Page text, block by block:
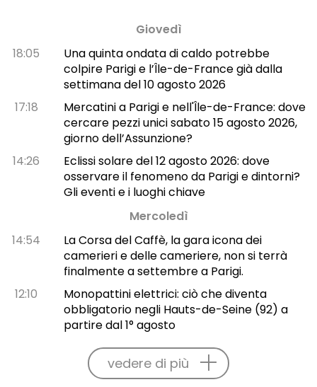
Giovedì
18:05
Una quinta ondata di caldo potrebbe
colpire Parigi e l’Île-de-France già dalla
settimana del 10 agosto 2026
17:18
Mercatini a Parigi e nell'Île-de-France: dove
cercare pezzi unici sabato 15 agosto 2026,
giorno dell’Assunzione?
14:26
Eclissi solare del 12 agosto 2026: dove
osservare il fenomeno da Parigi e dintorni?
Gli eventi e i luoghi chiave
Mercoledì
14:54
La Corsa del Caffè, la gara icona dei
camerieri e delle cameriere, non si terrà
finalmente a settembre a Parigi.
12:10
Monopattini elettrici: ciò che diventa
obbligatorio negli Hauts-de-Seine (92) a
partire dal 1° agosto
vedere di più